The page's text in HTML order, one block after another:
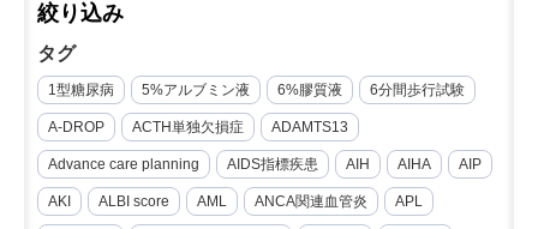
絞り込み
タグ
1型糖尿病 5%アルブミン液 6%膠質液 6分間歩行試験
A-DROP ACTH単独欠損症 ADAMTS13
Advance care planning AIDS指標疾患 AIH AIHA AIP
AKI ALBI score AML ANCA関連血管炎 APL